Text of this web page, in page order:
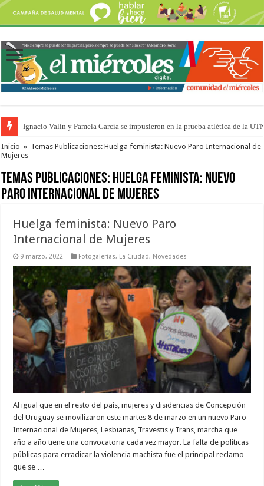
Ignacio Valín y Pamela García se impusieron en la prueba atlética de la
Traigo el litoral en mi canción: 100 años de Aníbal Sampayo
Inicio » Temas Publicaciones: Huelga feminista: Nuevo Paro Internacional de
Mujeres
Temas Publicaciones: Huelga feminista: Nuevo
Paro Internacional de Mujeres
Huelga feminista: Nuevo Paro
Internacional de Mujeres
9 marzo, 2022 Fotogalerías, La Ciudad, Novedades
Al igual que en el resto del país, mujeres y disidencias de Concepción
del Uruguay se movilizaron este martes 8 de marzo en un nuevo Paro
Internacional de Mujeres, Lesbianas, Travestis y Trans, marcha que
año a año tiene una convocatoria cada vez mayor. La falta de políticas
públicas para erradicar la violencia machista fue el principal reclamo
que se …